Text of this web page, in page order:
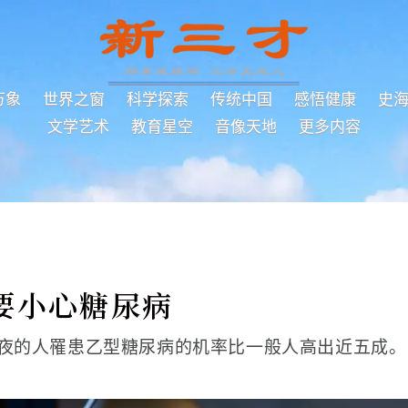
象 世界之窗 科学探索 传统中国 感悟健康
史
文学艺术
教育星空 音像天地 更多内容
小心糖尿病
的人罹患乙型糖尿病的机率比一般人高出近五成。